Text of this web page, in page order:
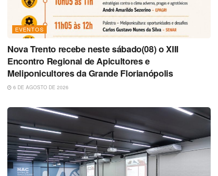
EVENTOS
Nova Trento recebe neste sábado(08) o XIII
Encontro Regional de Apicultores e
Meliponicultores da Grande Florianópolis
6 DE AGOSTO DE 2026